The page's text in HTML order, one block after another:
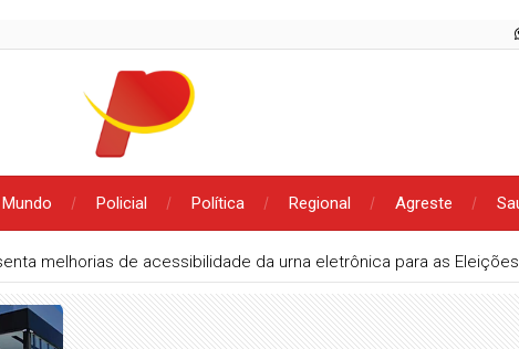
Mundo Policial Política Regional Agreste
profissional